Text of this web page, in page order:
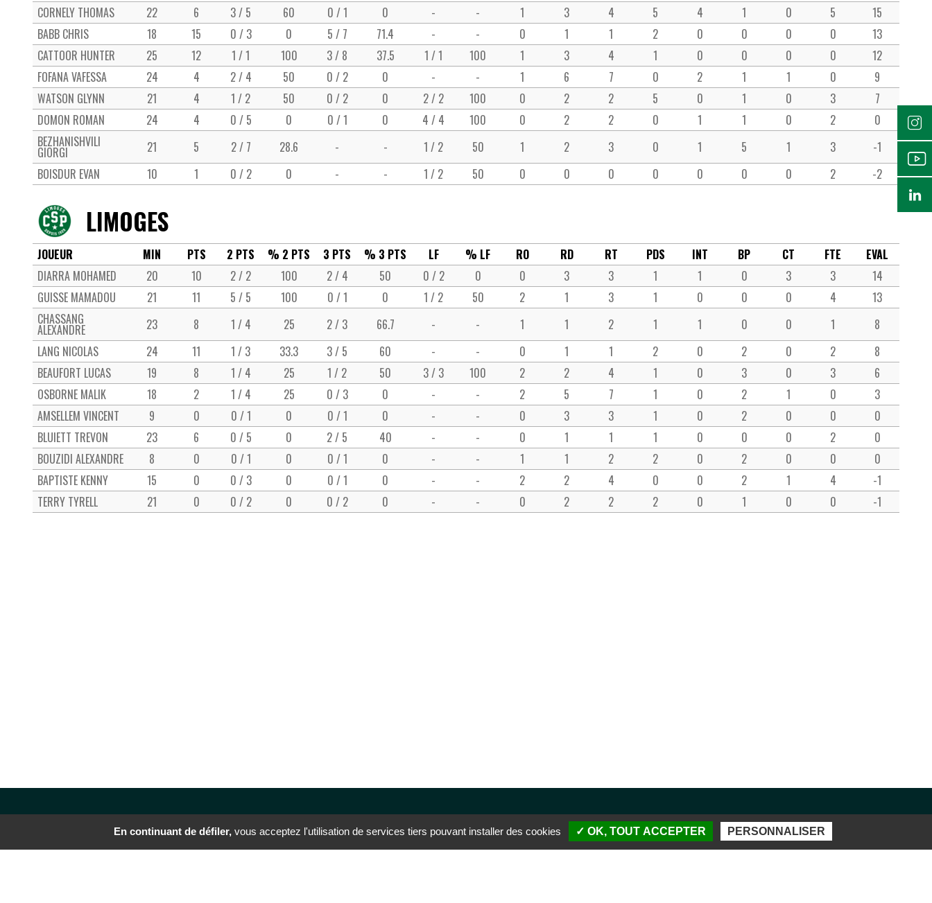
CORNELY THOMAS
22 6 3 / 5 60 0 / 1 0 - - 1 3 4 5 4 1 0 5
15
BABB CHRIS
18 15 0 / 3 0 5 / 7 71.4 - - 0 1 1 2 0 0 0 0
13
CATTOOR HUNTER
25 12 1 / 1 100 3 / 8 37.5 1 / 1 100 1 3 4 1 0 0 0 0
12
FOFANA VAFESSA
24 4 2 / 4 50 0 / 2 0 - - 1 6 7 0 2 1 1 0
9
WATSON GLYNN
21 4 1 / 2 50 0 / 2 0 2 / 2 100 0 2 2 5 0 1 0 3
7
DOMON ROMAN
24 4 0 / 5 0 0 / 1 0 4 / 4 100 0 2 2 0 1 1 0 2
0
BEZHANISHVILI
GIORGI 21 5 2 / 7 28.6 - - 1 / 2 50 1 2 3 0 1 5 1 3
-1
BOISDUR EVAN
10 1 0 / 2 0 - - 1 / 2 50 0 0 0 0 0 0 0 2 -2
LIMOGES
JOUEUR MIN PTS 2 PTS % 2 PTS 3 PTS % 3 PTS LF % LF RO RD RT PDS INT BP CT FTE
EVAL
DIARRA MOHAMED
20 10 2 / 2 100 2 / 4 50 0 / 2 0 0 3 3 1 1 0 3 3
14
GUISSE MAMADOU
21 11 5 / 5 100 0 / 1 0 1 / 2 50 2 1 3 1 0 0 0 4
13
CHASSANG
ALEXANDRE 23 8 1 / 4 25 2 / 3 66.7 - - 1 1 2 1 1 0 0 1
8
LANG NICOLAS
24 11 1 / 3 33.3 3 / 5 60 - - 0 1 1 2 0 2 0 2
8
BEAUFORT LUCAS
19 8 1 / 4 25 1 / 2 50 3 / 3 100 2 2 4 1 0 3 0 3
6
OSBORNE MALIK
18 2 1 / 4 25 0 / 3 0 - - 2 5 7 1 0 2 1 0
3
AMSELLEM VINCENT
9 0 0 / 1 0 0 / 1 0 - - 0 3 3 1 0 2 0 0
0
BLUIETT TREVON
23 6 0 / 5 0 2 / 5 40 - - 0 1 1 1 0 0 0 2
0
BOUZIDI ALEXANDRE
8 0 0 / 1 0 0 / 1 0 - - 1 1 2 2 0 2 0 0
0
BAPTISTE KENNY
15 0 0 / 3 0 0 / 1 0 - - 2 2 4 0 0 2 1 4
-1
TERRY TYRELL
21 0 0 / 2 0 0 / 2 0 - - 0 2 2 2 0 1 0 0 -1
En continuant de défiler, vous acceptez l'utilisation de services tiers pouvant installer des cookies ✓ OK, TOUT ACCEPTER PERSONNALISER